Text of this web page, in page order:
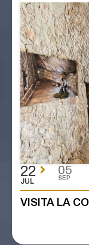
22
JUL
05
SEP
VISITA LA